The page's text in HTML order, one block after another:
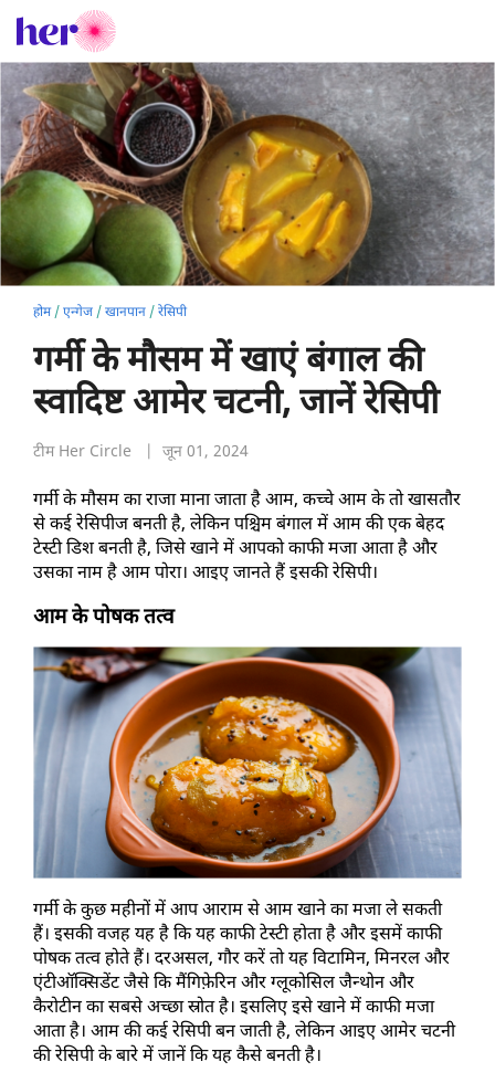
होम/एन्गेज /खानपान /रेसिपी
गर्मी के मौसम में खाएं बंगाल की
स्वादिष्ट आमेर चटनी, जानें रेसिपी
टीम Her Circle | जून 01, 2024
गर्मी के मौसम का राजा माना जाता है आम, कच्चे आम के तो खासतौर
से कई रेसिपीज बनती है, लेकिन पश्चिम बंगाल में आम की एक बेहद
टेस्टी डिश बनती है, जिसे खाने में आपको काफी मजा आता है और
उसका नाम है आम पोरा। आइए जानते हैं इसकी रेसिपी।
आम के पोषक तत्व
गर्मी के कुछ महीनों में आप आराम से आम खाने का मजा ले सकती
हैं। इसकी वजह यह है कि यह काफी टेस्टी होता है और इसमें काफी
पोषक तत्व होते हैं। दरअसल, गौर करें तो यह विटामिन, मिनरल और
एंटीऑक्सिडेंट जैसे कि मैंगिफ़ेरिन और ग्लूकोसिल जैन्थोन और
कैरोटीन का सबसे अच्छा स्रोत है। इसलिए इसे खाने में काफी मजा
आता है। आम की कई रेसिपी बन जाती है, लेकिन आइए आमेर चटनी
की रेसिपीके बारे में जानें कि यह कैसे बनती है।